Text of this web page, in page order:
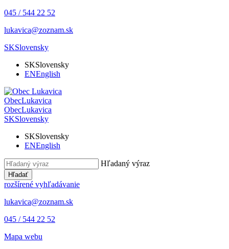
045 / 544 22 52
lukavica@zoznam.sk
SKSlovensky
SKSlovensky
ENEnglish
ObecLukavica
ObecLukavica
SKSlovensky
SKSlovensky
ENEnglish
Hľadaný výraz
Hľadať
rozšírené vyhľadávanie
lukavica@zoznam.sk
045 / 544 22 52
Mapa webu